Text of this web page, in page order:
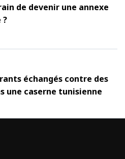
de devenir une annexe
?
échangés contre des
une caserne tunisienne